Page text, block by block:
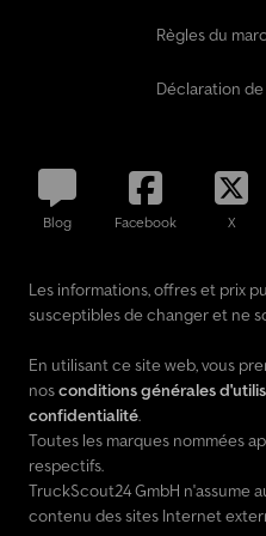
*vase d’expansion *haut-
renforcé ABS + tablette de
*chaise longue siège passager
soute *système d’arrimage
*poignées plates encastrées
Seitz ----Remarque sur les
partenaires contractuels : En
nous proposons des véhicules
Règles du
Déclaration
Blog Facebook X
Les informations, offres et prix
susceptibles de changer et ne
En utilisant ce site web, vous
nosconditions générales
confidentialité.
Toutes les marques nommées
respectifs.
TruckScout24 GmbH n'assume
contenu des sites Internet